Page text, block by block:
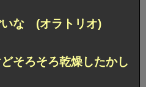
いな (オラトリオ)
そろそろ乾燥したかし